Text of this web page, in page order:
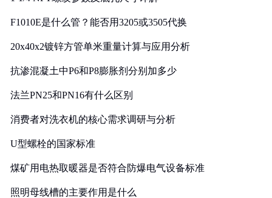
F1010E是什么管？能否用3205或3505代换
20x40x2镀锌方管单米重量计算与应用分析
抗渗混凝土中P6和P8膨胀剂分别加多少
法兰PN25和PN16有什么区别
消费者对洗衣机的核心需求调研与分析
U型螺栓的国家标准
煤矿用电热取暖器是否符合防爆电气设备标准
照明母线槽的主要作用是什么